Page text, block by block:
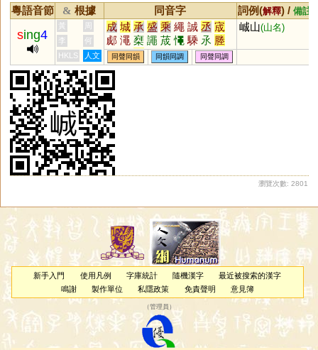
粵語音節 & 根據 同音字 詞例(解釋) / 備註
sing4
黃 周 成 城 承 盛 乘 繩 誠 丞 宬
郕 澠 椉 譝 荿 憴 騬 氶 塍
鱦 溗 鋮 晟
峸山(山名)
李
何
HKLS
人文 同聲同韻 同韻同調 同聲同調
瀏覽次數: 2801
新手入門 使用凡例 字庫統計 隨機漢字
最近被搜索的漢字
鳴謝
製作單位 私隱政策 免責聲明 意見簿
（管理員 ）